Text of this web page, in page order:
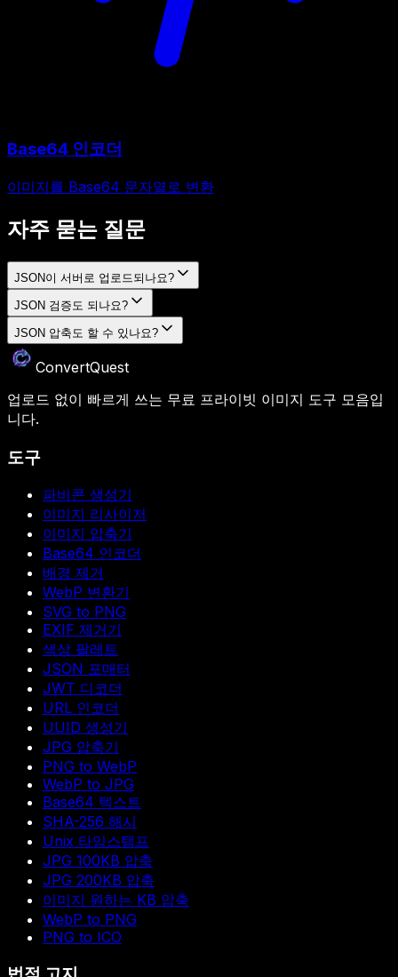
Base64 인코더
이미지를 Base64 문자열로 변환
자주 묻는 질문
JSON이 서버로 업로드되나요?
JSON 검증도 되나요?
JSON 압축도 할 수 있나요?
ConvertQuest
업로드 없이 빠르게 쓰는 무료 프라이빗 이미지 도구 모음입
니다.
도구
파비콘 생성기
이미지 리사이저
이미지 압축기
Base64 인코더
배경 제거
WebP 변환기
SVG to PNG
EXIF 제거기
색상 팔레트
JSON 포매터
JWT 디코더
URL 인코더
UUID 생성기
JPG 압축기
PNG to WebP
WebP to JPG
Base64 텍스트
SHA-256 해시
Unix 타임스탬프
JPG 100KB 압축
JPG 200KB 압축
이미지 원하는 KB 압축
WebP to PNG
PNG to ICO